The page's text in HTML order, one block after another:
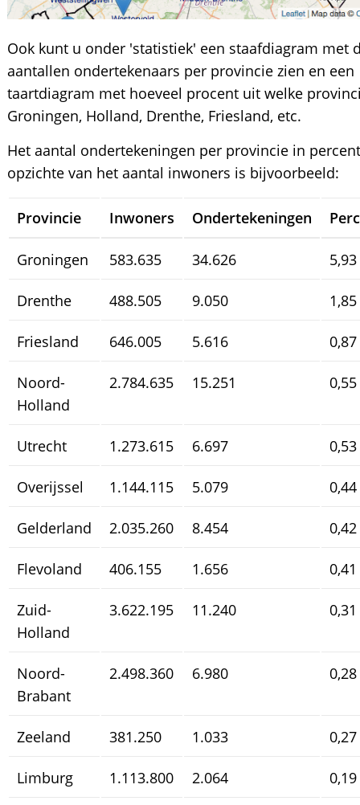
Ook kunt u onder 'statistiek' een staafdiagram met
aantallen ondertekenaars per provincie zien en een
taartdiagram met hoeveel procent uit welke
Groningen, Holland, Drenthe, Friesland, etc.
Het aantal ondertekeningen per provincie in
opzichte van het aantal inwoners is bijvoorbeeld:
Provincie Inwoners Ondertekeningen
Groningen 583.635 34.626 5,93
Drenthe 488.505 9.050 1,85
Friesland 646.005 5.616 0,87
Noord-
Holland
2.784.635 15.251 0,55
Utrecht 1.273.615 6.697 0,53
Overijssel 1.144.115 5.079 0,44
Gelderland 2.035.260 8.454 0,42
Flevoland 406.155 1.656 0,41
Zuid-
Holland
3.622.195 11.240 0,31
Noord-
Brabant
2.498.360 6.980 0,28
Zeeland 381.250 1.033 0,27
Limburg 1.113.800 2.064 0,19